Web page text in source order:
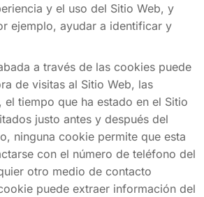
y el uso del Sitio Web, y
ejemplo, ayudar a identificar y
a través de las cookies puede
de visitas al Sitio Web, las
el tiempo que ha estado en el Sitio
justo antes y después del
ninguna cookie permite que esta
con el número de teléfono del
otro medio de contacto
puede extraer información del